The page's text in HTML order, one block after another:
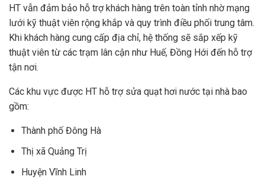
HT vẫn đảm bảo hỗ trợ khách hàng trên toàn tỉnh nhờ mạng
lưới kỹ thuật viên rộng khắp và quy trình điều phối trung tâm.
Khi khách hàng cung cấp địa chỉ, hệ thống sẽ sắp xếp kỹ
thuật viên từ các trạm lân cận như Huế, Đồng Hới đến hỗ trợ
tận nơi.
Các khu vực được HT hỗ trợ sửa quạt hơi nước tại nhà bao
gồm:
Thành phố Đông Hà
Thị xã Quảng Trị
Huyện Vĩnh Linh